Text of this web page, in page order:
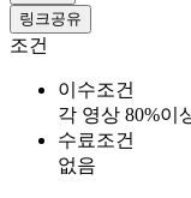
링크공유
조건
이수조건
각 영상 80%이
수료조건
없음